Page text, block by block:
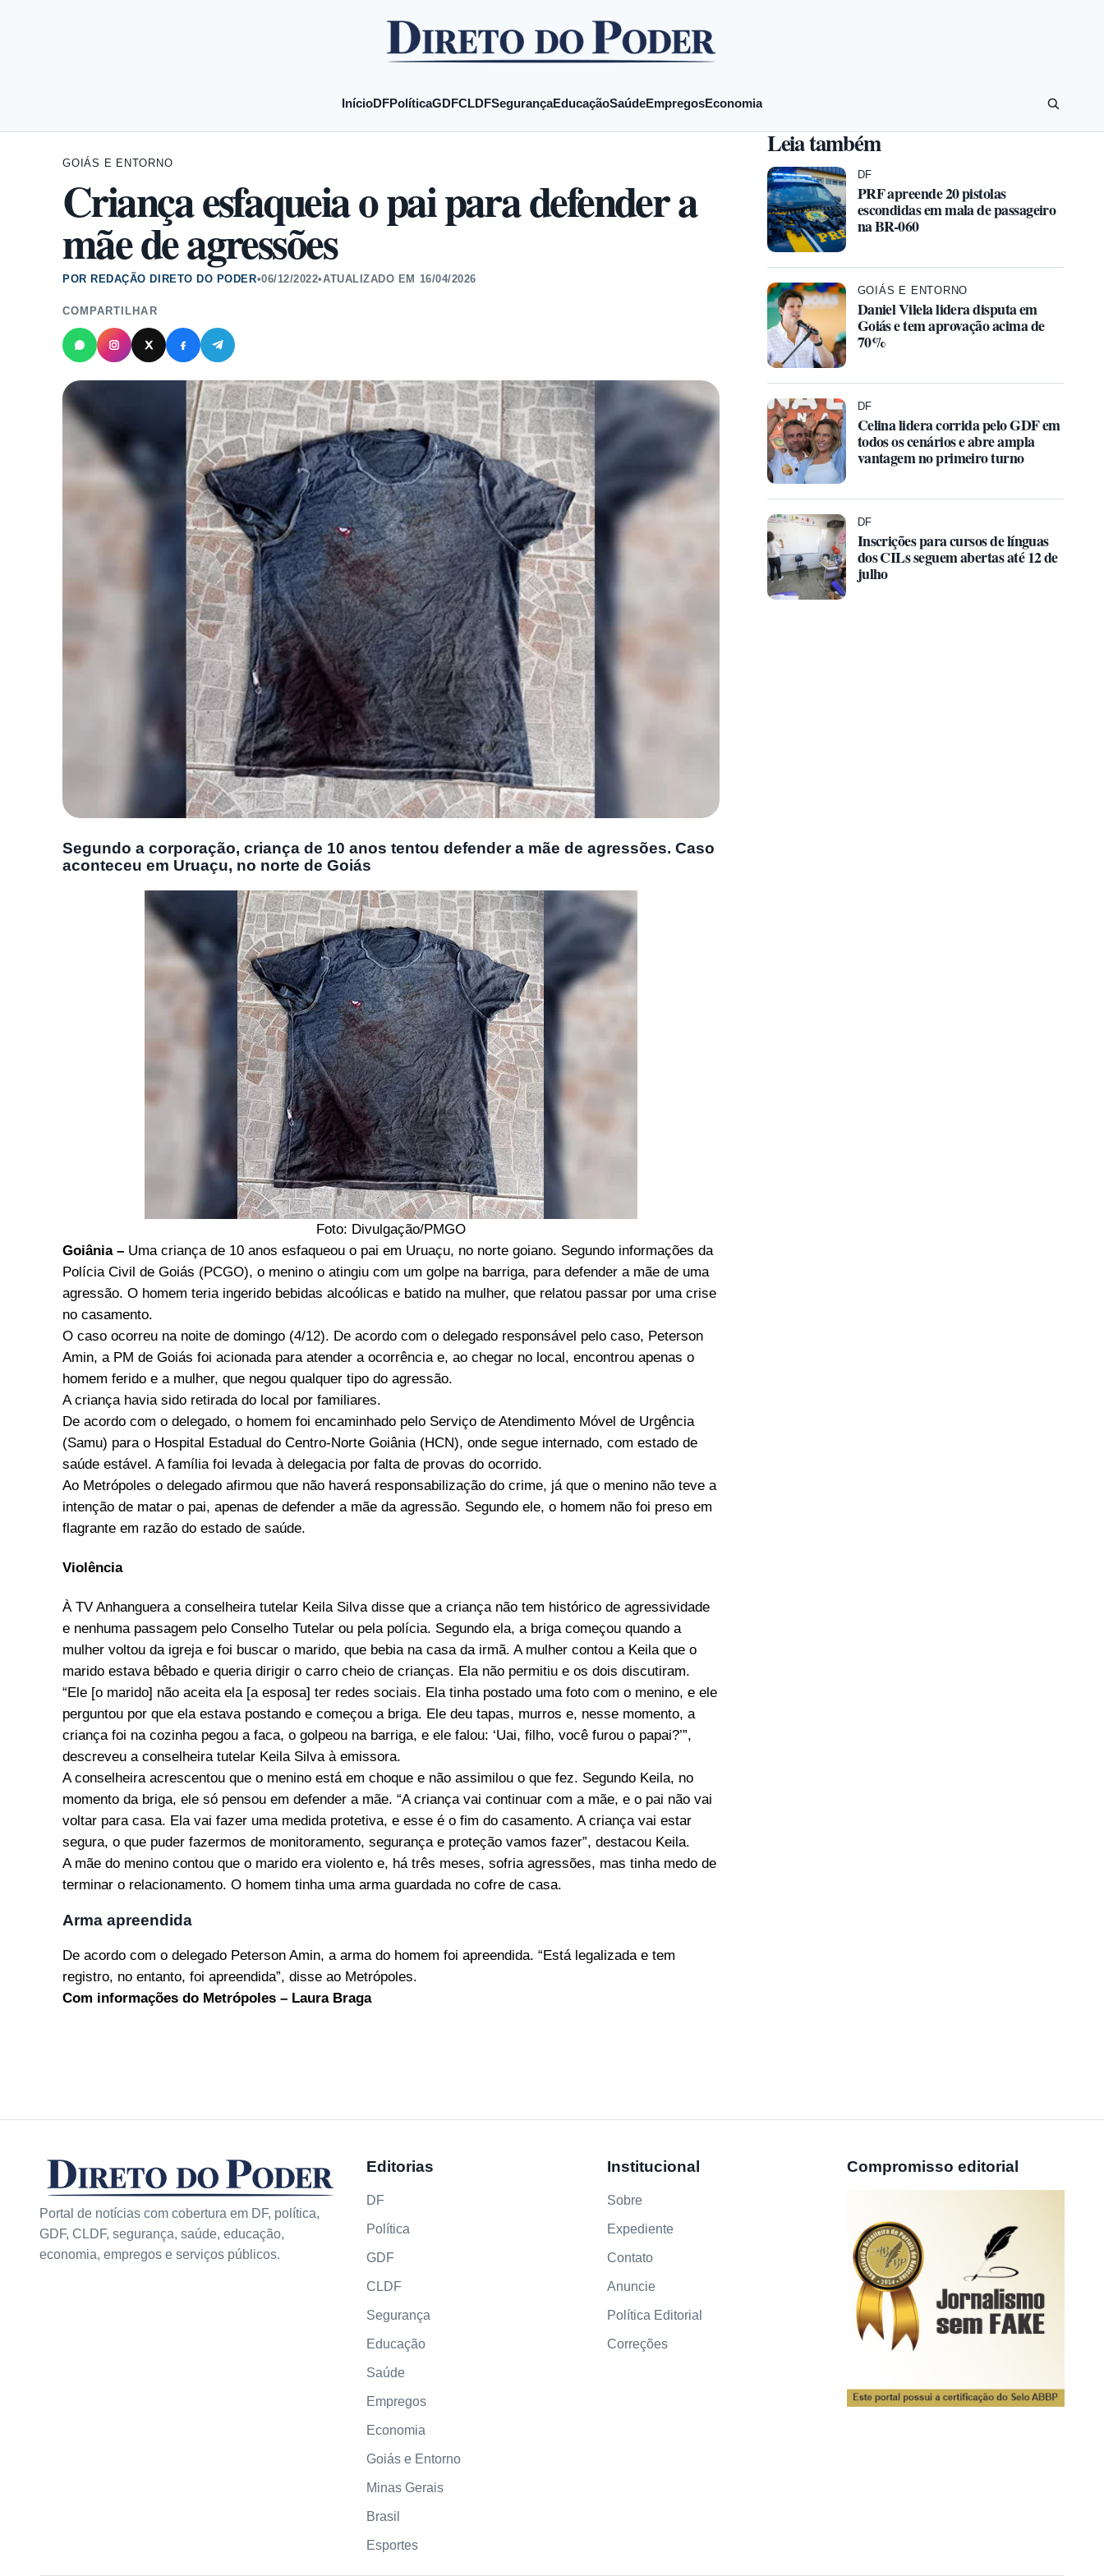
InícioDFPolíticaGDFCLDFSegurançaEducaçãoSaúdeEmpregosEconomia
GOIÁS E ENTORNO
Criança esfaqueia o pai para defender a
mãe de agressões
POR REDAÇÃO DIRETO DO PODER•06/12/2022•ATUALIZADO EM 16/04/2026
COMPARTILHAR
Segundo a corporação, criança de 10 anos tentou defender a mãe de agressões. Caso
aconteceu em Uruaçu, no norte de Goiás
Foto: Divulgação/PMGO
Goiânia – Uma criança de 10 anos esfaqueou o pai em Uruaçu, no norte goiano. Segundo informações da
Polícia Civil de Goiás (PCGO), o menino o atingiu com um golpe na barriga, para defender a mãe de uma
agressão. O homem teria ingerido bebidas alcoólicas e batido na mulher, que relatou passar por uma crise
no casamento.
O caso ocorreu na noite de domingo (4/12). De acordo com o delegado responsável pelo caso, Peterson
Amin, a PM de Goiás foi acionada para atender a ocorrência e, ao chegar no local, encontrou apenas o
homem ferido e a mulher, que negou qualquer tipo do agressão.
A criança havia sido retirada do local por familiares.
De acordo com o delegado, o homem foi encaminhado pelo Serviço de Atendimento Móvel de Urgência
(Samu) para o Hospital Estadual do Centro-Norte Goiânia (HCN), onde segue internado, com estado de
saúde estável. A família foi levada à delegacia por falta de provas do ocorrido.
Ao Metrópoles o delegado afirmou que não haverá responsabilização do crime, já que o menino não teve a
intenção de matar o pai, apenas de defender a mãe da agressão. Segundo ele, o homem não foi preso em
flagrante em razão do estado de saúde.
Violência
À TV Anhanguera a conselheira tutelar Keila Silva disse que a criança não tem histórico de agressividade
e nenhuma passagem pelo Conselho Tutelar ou pela polícia. Segundo ela, a briga começou quando a
mulher voltou da igreja e foi buscar o marido, que bebia na casa da irmã. A mulher contou a Keila que o
marido estava bêbado e queria dirigir o carro cheio de crianças. Ela não permitiu e os dois discutiram.
“Ele [o marido] não aceita ela [a esposa] ter redes sociais. Ela tinha postado uma foto com o menino, e ele
perguntou por que ela estava postando e começou a briga. Ele deu tapas, murros e, nesse momento, a
criança foi na cozinha pegou a faca, o golpeou na barriga, e ele falou: ‘Uai, filho, você furou o papai?’”,
descreveu a conselheira tutelar Keila Silva à emissora.
A conselheira acrescentou que o menino está em choque e não assimilou o que fez. Segundo Keila, no
momento da briga, ele só pensou em defender a mãe. “A criança vai continuar com a mãe, e o pai não vai
voltar para casa. Ela vai fazer uma medida protetiva, e esse é o fim do casamento. A criança vai estar
segura, o que puder fazermos de monitoramento, segurança e proteção vamos fazer”, destacou Keila.
A mãe do menino contou que o marido era violento e, há três meses, sofria agressões, mas tinha medo de
terminar o relacionamento. O homem tinha uma arma guardada no cofre de casa.
Arma apreendida
De acordo com o delegado Peterson Amin, a arma do homem foi apreendida. “Está legalizada e tem
registro, no entanto, foi apreendida”, disse ao Metrópoles.
Com informações do Metrópoles – Laura Braga
Leia também
DF
PRF apreende 20 pistolas
escondidas em mala de passageiro
na BR-060
GOIÁS E ENTORNO
Daniel Vilela lidera disputa em
Goiás e tem aprovação acima de
70%
DF
Celina lidera corrida pelo GDF em
todos os cenários e abre ampla
vantagem no primeiro turno
DF
Inscrições para cursos de línguas
dos CILs seguem abertas até 12 de
julho
Portal de notícias com cobertura em DF, política,
GDF, CLDF, segurança, saúde, educação,
economia, empregos e serviços públicos.
Editorias
DF
Política
GDF
CLDF
Segurança
Educação
Saúde
Empregos
Economia
Goiás e Entorno
Minas Gerais
Brasil
Esportes
Institucional
Sobre
Expediente
Contato
Anuncie
Política Editorial
Correções
Compromisso editorial